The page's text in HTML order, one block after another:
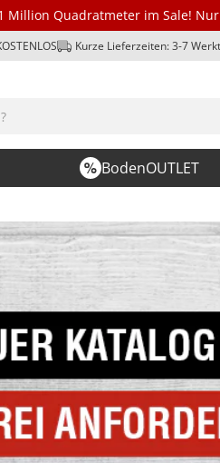
Million Quadratmeter im Sale!
Kurze Lieferzeiten: 3-7
BodenOUTLET